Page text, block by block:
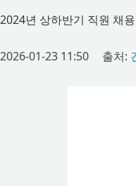
2024년 상하반기 직원 채
2026-01-23 11:50 출처: